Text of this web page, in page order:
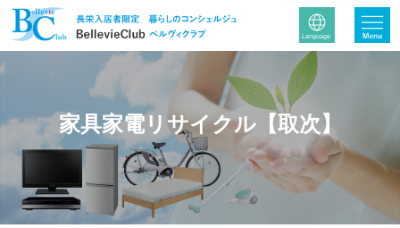
家具家電リサイクル【取次】